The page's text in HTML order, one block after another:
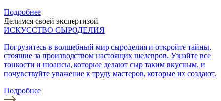
Подробнее
Делимся своей экспертизой
ИСКУССТВО СЫРОДЕЛИЯ
Погрузитесь в волшебный мир сыроделия и откройте тайны,
стоящие за производством настоящих шедевров. Узнайте все
тонкости и нюансы, которые делают сыр таким вкусным, и
почувствуйте уважение к труду мастеров, которые их создают.
Подробнее